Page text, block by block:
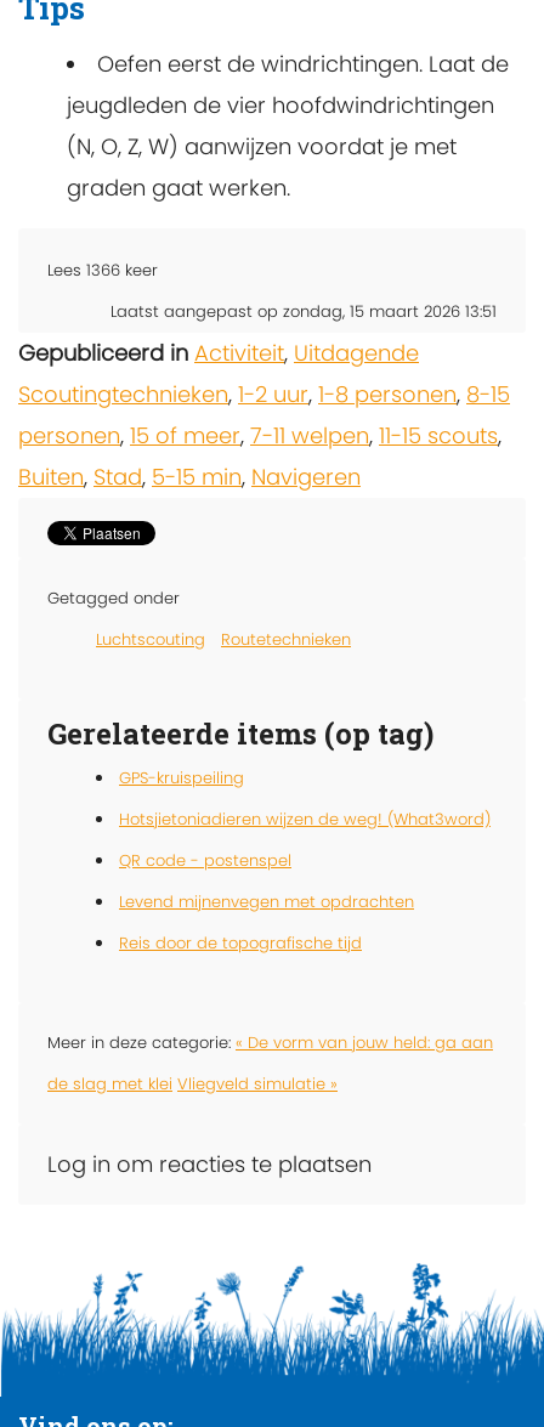
Oefen eerst de windrichtingen. Laat de
jeugdleden de vier hoofdwindrichtingen
(N, O, Z, W) aanwijzen voordat je met
graden gaat werken.
Lees 1366 keer
Laatst aangepast op zondag, 15 maart 2026 13:51
Gepubliceerd in Activiteit, Uitdagende
Scoutingtechnieken, 1-2 uur, 1-8 personen, 8-15
personen, 15 of meer, 7-11 welpen, 11-15 scouts,
Buiten, Stad, 5-15 min, Navigeren
Getagged onder
Luchtscouting
Routetechnieken
Gerelateerde items (op tag)
GPS-kruispeiling
Hotsjietoniadieren wijzen de weg! (What3word)
QR code - postenspel
Levend mijnenvegen met opdrachten
Reis door de topografische tijd
Meer in deze categorie: « De vorm van jouw held: ga aan
de slag met klei Vliegveld simulatie »
Log in om reacties te plaatsen